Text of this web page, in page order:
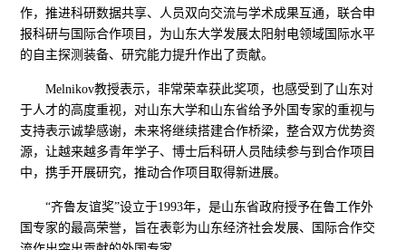
作，推进科研数据共享、人员双向交流与学术成果互通，联合申
报科研与国际合作项目，为山东大学发展太阳射电领域国际水平
的自主探测装备、研究能力提升作出了贡献。
Melnikov教授表示，非常荣幸获此奖项，也感受到了山东对
于人才的高度重视，对山东大学和山东省给予外国专家的重视与
支持表示诚挚感谢，未来将继续搭建合作桥梁，整合双方优势资
源，让越来越多青年学子、博士后科研人员陆续参与到合作项目
中，携手开展研究，推动合作项目取得新进展。
“齐鲁友谊奖”设立于1993年，是山东省政府授予在鲁工作外
国专家的最高荣誉，旨在表彰为山东经济社会发展、国际合作交